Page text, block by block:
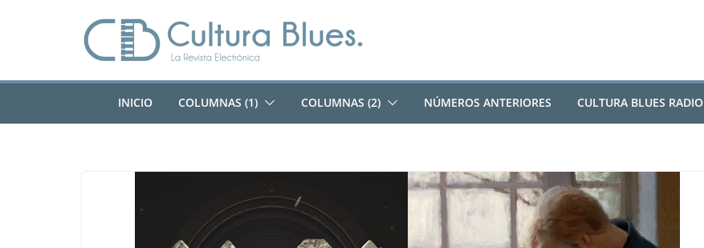
INICIO COLUMNAS (1) COLUMNAS (2) NÚMEROS ANTERIORES CULTURA BLUES RADIO